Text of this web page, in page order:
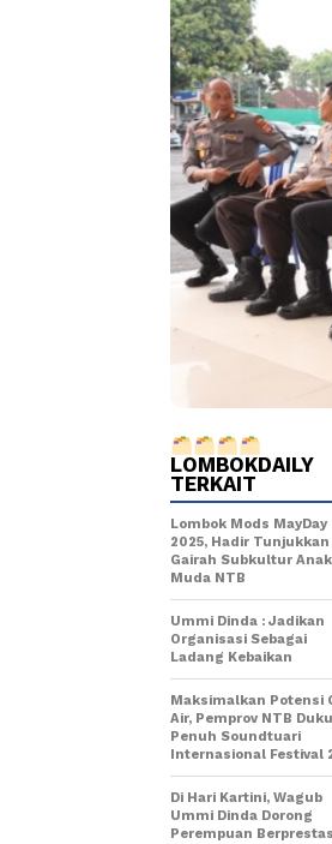
LOMBOKDAILY
TERKAIT
Lombok Mods MayDay
2025, Hadir Tunjukkan
Gairah Subkultur Anak
Muda NTB
Ummi Dinda : Jadikan
Organisasi Sebagai
Ladang Kebaikan
Maksimalkan Potensi
Air, Pemprov NTB
Penuh Soundtuari
Internasional Festival
Di Hari Kartini, Wagub
Ummi Dinda Dorong
Perempuan